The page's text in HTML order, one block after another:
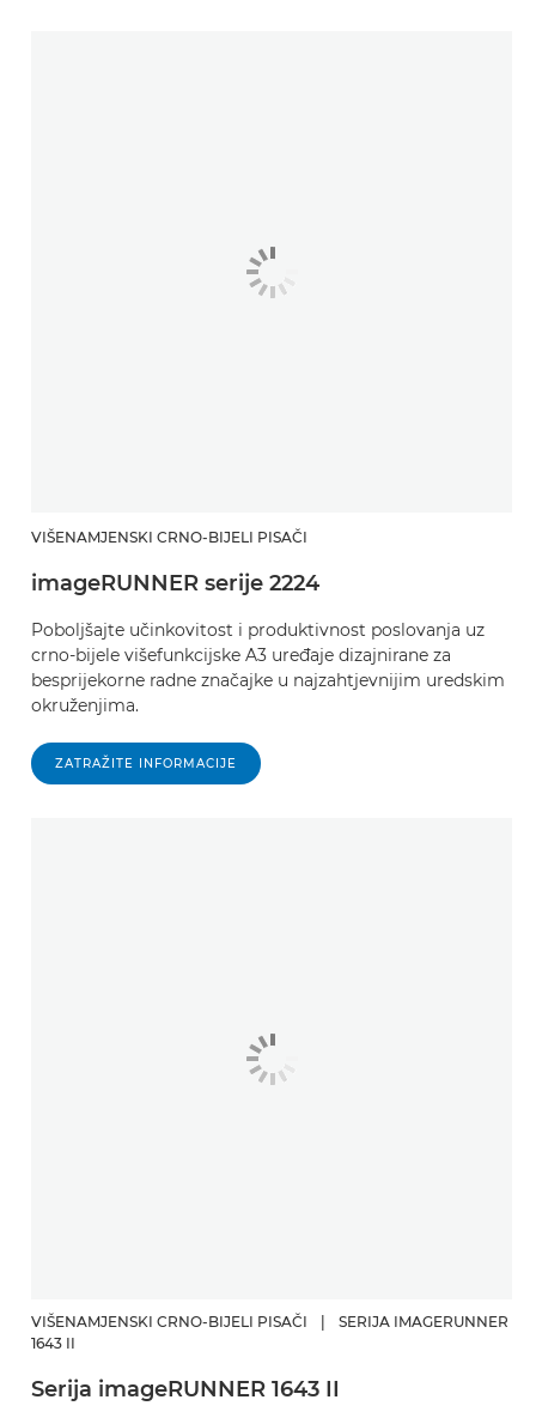
VIŠENAMJENSKI CRNO-BIJELI PISAČI
imageRUNNER serije 2224
Poboljšajte učinkovitost i produktivnost poslovanja uz
crno-bijele višefunkcijske A3 uređaje dizajnirane za
besprijekorne radne značajke u najzahtjevnijim uredskim
okruženjima.
ZATRAŽITE INFORMACIJE
VIŠENAMJENSKI CRNO-BIJELI PISAČI
SERIJA IMAGERUNNER
1643 II
Serija imageRUNNER 1643 II